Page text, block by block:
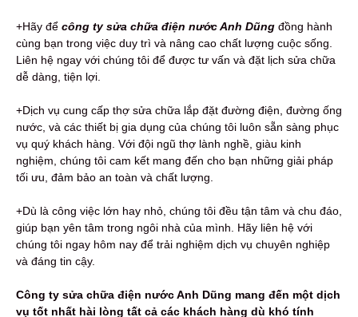
+Hãy để công ty sửa chữa điện nước Anh Dũng đồng hành
cùng bạn trong việc duy trì và nâng cao chất lượng cuộc sống.
Liên hệ ngay với chúng tôi để được tư vấn và đặt lịch sửa chữa
dễ dàng, tiện lợi.
+Dịch vụ cung cấp thợ sửa chữa lắp đặt đường điện, đường ống
nước, và các thiết bị gia dụng của chúng tôi luôn sẵn sàng phục
vụ quý khách hàng. Với đội ngũ thợ lành nghề, giàu kinh
nghiệm, chúng tôi cam kết mang đến cho bạn những giải pháp
tối ưu, đảm bảo an toàn và chất lượng.
+Dù là công việc lớn hay nhỏ, chúng tôi đều tận tâm và chu đáo,
giúp bạn yên tâm trong ngôi nhà của mình. Hãy liên hệ với
chúng tôi ngay hôm nay để trải nghiệm dịch vụ chuyên nghiệp
và đáng tin cậy.
Công ty sửa chữa điện nước Anh Dũng mang đến một dịch
vụ tốt nhất hài lòng tất cả các khách hàng dù khó tính